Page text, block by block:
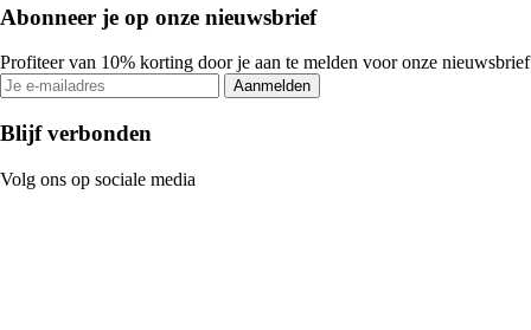
Abonneer je op onze nieuwsbrief
Profiteer van 10% korting door je aan te melden voor onze nieuwsbrief
Aanmelden
Blijf verbonden
Volg ons op sociale media